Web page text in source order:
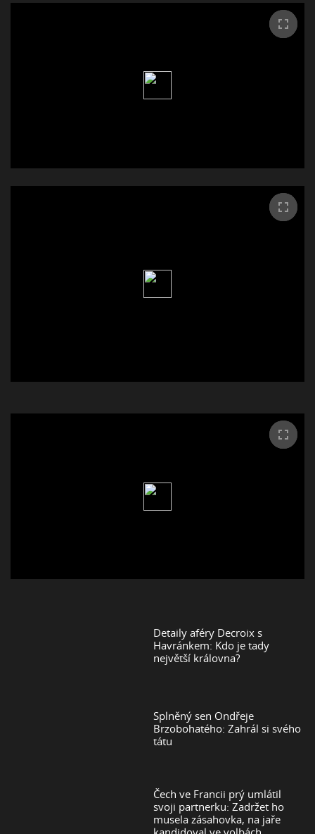
Detaily aféry Decroix s
Havránkem: Kdo je tady
největší královna?
Splněný sen Ondřeje
Brzobohatého: Zahrál si svého
tátu
Čech ve Francii prý umlátil
svoji partnerku: Zadržet ho
musela zásahovka, na jaře